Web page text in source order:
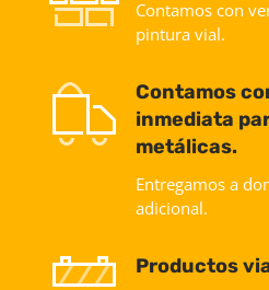
Contamos con
pintura vial.
Contamos
inmediata
metálicas.
Entregamos a
adicional.
Productos